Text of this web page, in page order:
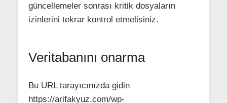
güncellemeler sonrası kritik dosyaların
izinlerini tekrar kontrol etmelisiniz.
Veritabanını onarma
Bu URL tarayıcınızda gidin
https://arifakyuz.com/wp-